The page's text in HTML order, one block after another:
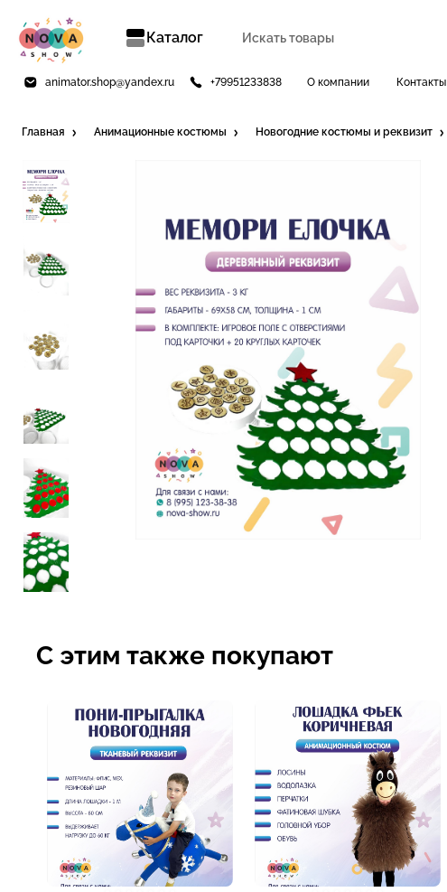
Каталог
animator.shop@yandex.ru +79951233838 О компании Контакты
Главная Анимационные костюмы Новогодние костюмы и реквизит
С этим также покупают